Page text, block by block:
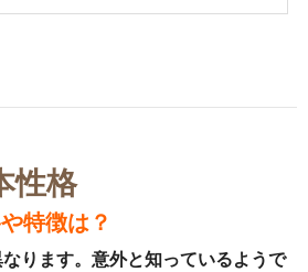
性格
特徴は？
ります。意外と知っているようで